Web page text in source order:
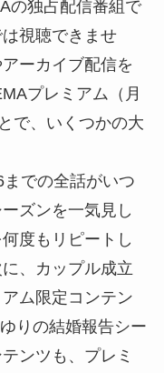
の独占配信番組で
視聴できませ
ーカイブ配信を
プレミアム（月
で、いくつかの大
での全話がいつ
ズンを一気見し
度もリピートし
、カップル成立
ム限定コンテン
りの結婚報告シー
ンツも、プレミ